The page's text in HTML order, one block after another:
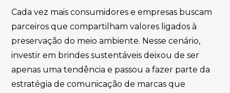
Cada vez mais consumidores e empresas buscam
parceiros que compartilham valores ligados à
preservação do meio ambiente. Nesse cenário,
investir em brindes sustentáveis deixou de ser
apenas uma tendência e passou a fazer parte da
estratégia de comunicação de marcas que